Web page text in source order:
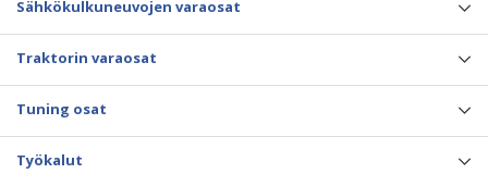
Sähkökulkuneuvojen varaosat
Traktorin varaosat
Tuning osat
Työkalut